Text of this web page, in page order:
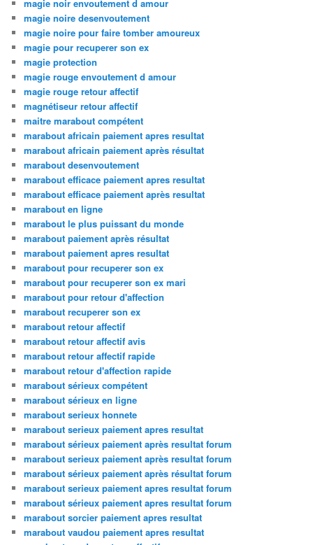
magie noir envoutement d amour
magie noire desenvoutement
magie noire pour faire tomber amoureux
magie pour recuperer son ex
magie protection
magie rouge envoutement d amour
magie rouge retour affectif
magnétiseur retour affectif
maitre marabout compétent
marabout africain paiement apres resultat
marabout africain paiement après résultat
marabout desenvoutement
marabout efficace paiement apres resultat
marabout efficace paiement après resultat
marabout en ligne
marabout le plus puissant du monde
marabout paiement après résultat
marabout paiement apres resultat
marabout pour recuperer son ex
marabout pour recuperer son ex mari
marabout pour retour d'affection
marabout recuperer son ex
marabout retour affectif
marabout retour affectif avis
marabout retour affectif rapide
marabout retour d'affection rapide
marabout sérieux compétent
marabout sérieux en ligne
marabout serieux honnete
marabout serieux paiement apres resultat
marabout sérieux paiement après resultat forum
marabout serieux paiement après resultat forum
marabout sérieux paiement après résultat forum
marabout serieux paiement apres resultat forum
marabout sérieux paiement apres resultat forum
marabout sorcier paiement apres resultat
marabout vaudou paiement apres resultat